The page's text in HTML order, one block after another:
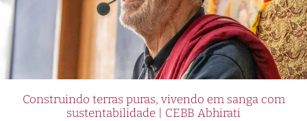
Construindo terras puras, vivendo em sanga com
sustentabilidade | CEBB Abhirati